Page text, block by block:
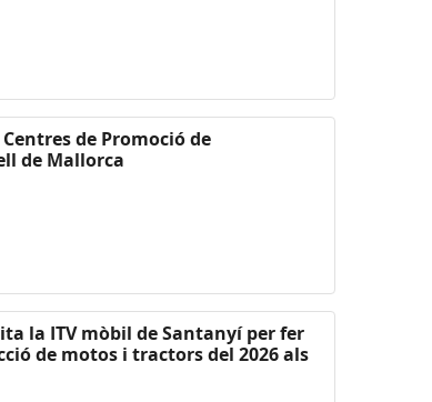
de Promoció de
de Mallorca
la ITV mòbil de Santanyí per fer
de motos i tractors del 2026 als